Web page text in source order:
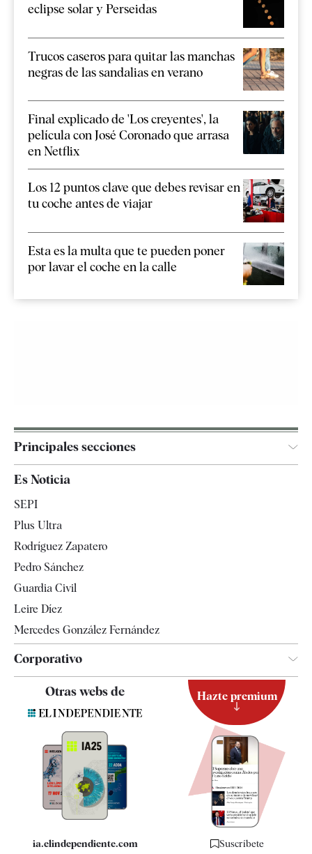
eclipse solar y Perseidas
Trucos caseros para quitar las manchas
negras de las sandalias en verano
Final explicado de 'Los creyentes', la
película con José Coronado que arrasa
en Netflix
Los 12 puntos clave que debes revisar en
tu coche antes de viajar
Esta es la multa que te pueden poner
por lavar el coche en la calle
Principales secciones
España
Televisión
Es Noticia
SEPI
Plus Ultra
Rodríguez Zapatero
Pedro Sánchez
Guardia Civil
Leire Díez
Mercedes González Fernández
Corporativo
Contacto
Quiénes somos
Especificaciones
Otras webs de
ia.elindependiente.com
Hazte premium
Suscríbete